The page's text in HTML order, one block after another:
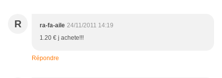
R ra-fa-aile 24/11/2011 14:19
1.20 € j achete!!!
Répondre